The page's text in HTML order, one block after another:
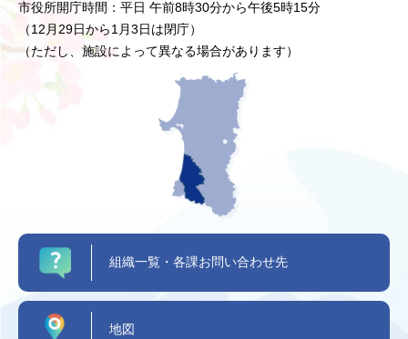
市役所開庁時間：平日 午前8時30分から午後5時15分
（12月29日から1月3日は閉庁）
（ただし、施設によって異なる場合があります）
組織一覧・各課お問い合わせ先
地図